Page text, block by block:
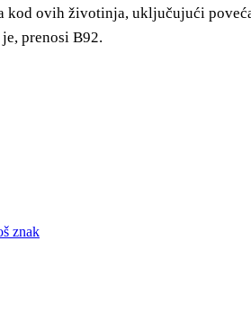
kod ovih životinja, uključujući
prenosi B92.
znak